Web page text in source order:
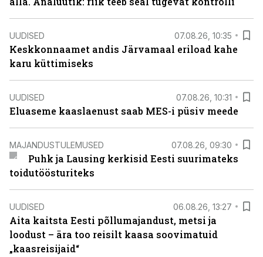
UUDISED 07.08.26, 10:35
Keskkonnaamet andis Järvamaal eriload kahe
karu küttimiseks
UUDISED 07.08.26, 10:31
Eluaseme kaaslaenust saab MES-i püsiv meede
MAJANDUSTULEMUSED 07.08.26, 09:30
Puhk ja Lausing kerkisid Eesti suurimateks
toidutöösturiteks
UUDISED 06.08.26, 13:27
Aita kaitsta Eesti põllumajandust, metsi ja
loodust – ära too reisilt kaasa soovimatuid
„kaasreisijaid“